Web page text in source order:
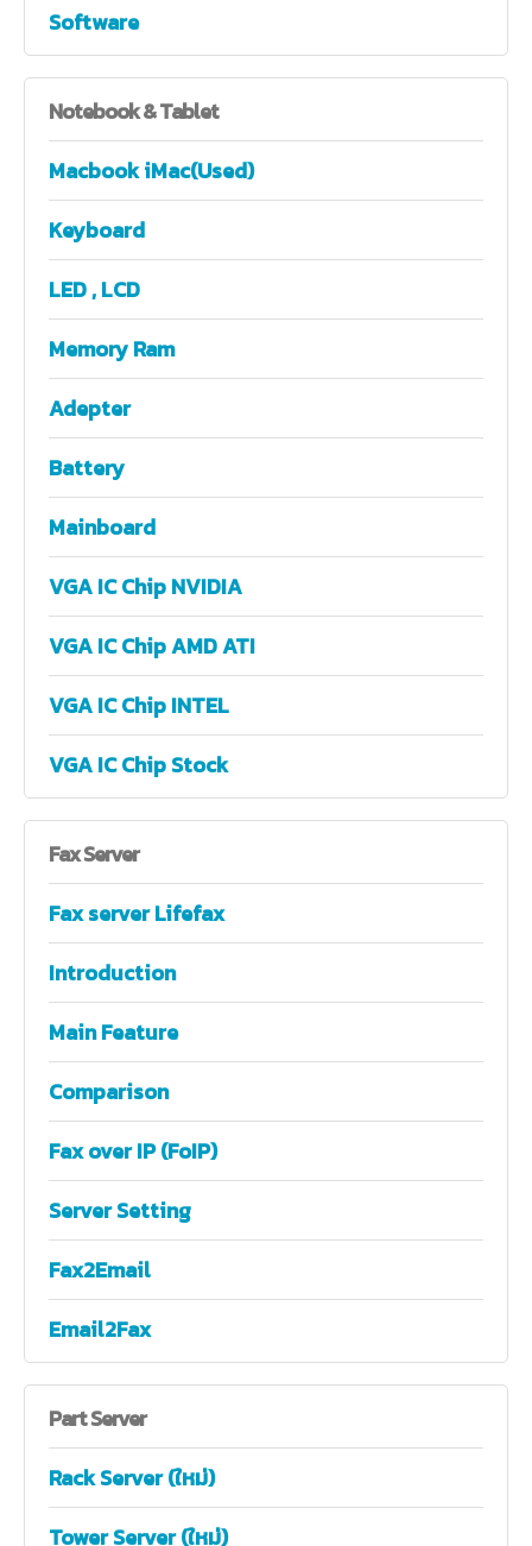
Software
Notebook& Tablet
Macbook iMac(Used)
Keyboard
LED , LCD
Memory Ram
Adepter
Battery
Mainboard
VGA IC Chip NVIDIA
VGA IC Chip AMD ATI
VGA IC Chip INTEL
VGA IC Chip Stock
FaxServer
Fax server Lifefax
Introduction
Main Feature
Comparison
Fax over IP (FoIP)
Server Setting
Fax2Email
Email2Fax
PartServer
Rack Server (ใหม่)
Tower Server (ใหม่)